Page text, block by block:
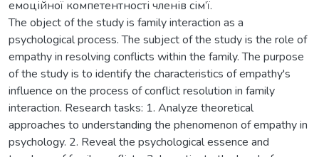
емоційної компетентності членів сім’ї.
The object of the study is family interaction as a
psychological process. The subject of the study is the role of
empathy in resolving conflicts within the family. The purpose
of the study is to identify the characteristics of empathy's
influence on the process of conflict resolution in family
interaction. Research tasks: 1. Analyze theoretical
approaches to understanding the phenomenon of empathy in
psychology. 2. Reveal the psychological essence and